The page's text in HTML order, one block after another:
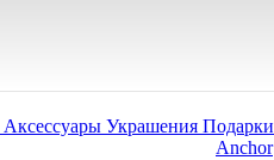
Аксессуары Украшения Подарки
Anchor